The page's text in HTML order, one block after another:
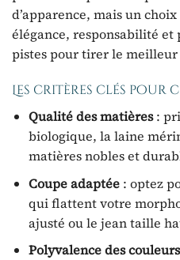
d’apparence, mais un
élégance, responsabilité
pistes pour tirer le meilleur
Les critères clés pour
Qualité des matières:
biologique, la laine
matières nobles et
Coupe adaptée: optez
qui flattent votre
ajusté ou le jean taille
Polyvalence des couleurs